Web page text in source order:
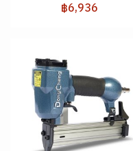
฿6,936